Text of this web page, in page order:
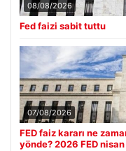
08/08/2026
Fed faizi sabit tuttu
07/08/2026
FED faiz kararı ne
yönde? 2026 FED nisan